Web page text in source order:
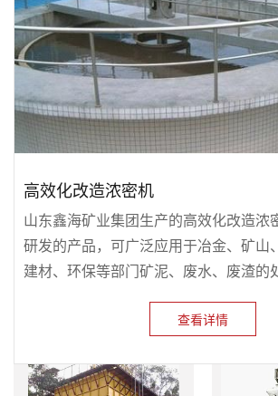
高效化改造浓密机
山东鑫海矿业集团生产的高效化改造浓
研发的产品，可广泛应用于冶金、矿山
建材、环保等部门矿泥、废水、废渣的
查看详情